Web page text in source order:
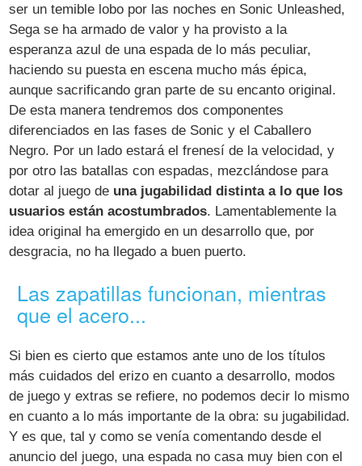
ser un temible lobo por las noches en Sonic Unleashed,
Sega se ha armado de valor y ha provisto a la
esperanza azul de una espada de lo más peculiar,
haciendo su puesta en escena mucho más épica,
aunque sacrificando gran parte de su encanto original.
De esta manera tendremos dos componentes
diferenciados en las fases de Sonic y el Caballero
Negro. Por un lado estará el frenesí de la velocidad, y
por otro las batallas con espadas, mezclándose para
dotar al juego de una jugabilidad distinta a lo que los
usuarios están acostumbrados. Lamentablemente la
idea original ha emergido en un desarrollo que, por
desgracia, no ha llegado a buen puerto.
Las zapatillas funcionan, mientras
que el acero...
Si bien es cierto que estamos ante uno de los títulos
más cuidados del erizo en cuanto a desarrollo, modos
de juego y extras se refiere, no podemos decir lo mismo
en cuanto a lo más importante de la obra: su jugabilidad.
Y es que, tal y como se venía comentando desde el
anuncio del juego, una espada no casa muy bien con el